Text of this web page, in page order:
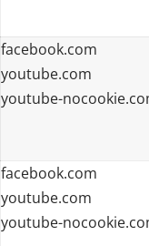
facebook.com
youtube.com
youtube-
facebook.com
youtube.com
youtube-